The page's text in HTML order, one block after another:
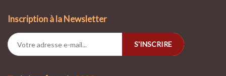
Inscription à la Newsletter
S'INSCRIRE